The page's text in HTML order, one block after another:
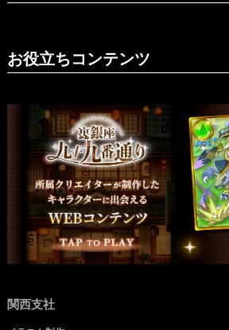
お役立ちコンテンツ
関西支社